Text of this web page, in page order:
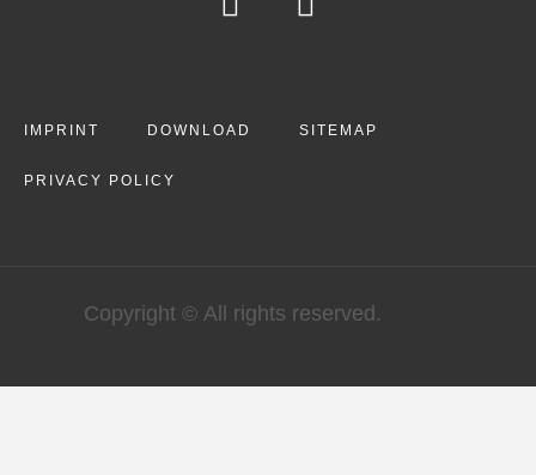
IMPRINT DOWNLOAD SITEMAP
PRIVACY POLICY
Copyright © All rights reserved.